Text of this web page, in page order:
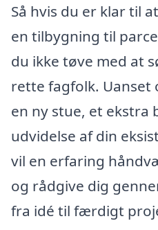
Så hvis du er klar til
en tilbygning til
du ikke tøve med at
rette fagfolk. Uanset
en ny stue, et ekstra
udvidelse af din
vil en erfaring
og rådgive dig
fra idé til færdigt